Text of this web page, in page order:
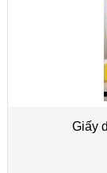
Giấy